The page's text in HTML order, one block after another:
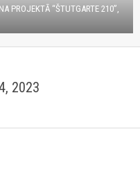
PROJEKTĀ “ŠTUTGARTE 210”,
2023